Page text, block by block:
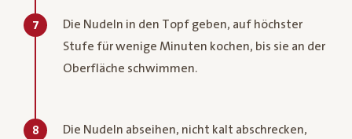
7
Die Nudeln in den Topf geben, auf höchster
Stufe für wenige Minuten kochen, bis sie an der
Oberfläche schwimmen.
8
Die Nudeln abseihen, nicht kalt abschrecken,